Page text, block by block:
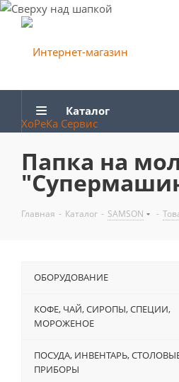
Каталог
Папка на
Главная - Каталог - SAMSON -
ОБОРУДОВАНИЕ
КОФЕ, ЧАЙ, СИРОПЫ, СПЕЦИИ,
МОРОЖЕНОЕ
ПОСУДА, ИНВЕНТАРЬ,
ПРИБОРЫ